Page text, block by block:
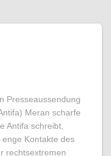
Presseaussendung
Meran scharfe
Antifa schreibt,
Kontakte des
rechtsextremen